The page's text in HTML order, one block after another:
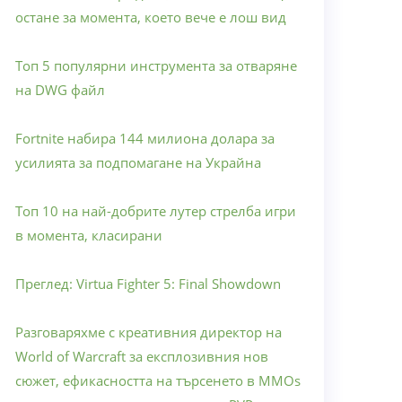
остане за момента, което вече е лош вид
Топ 5 популярни инструмента за отваряне
на DWG файл
Fortnite набира 144 милиона долара за
усилията за подпомагане на Украйна
Топ 10 на най-добрите лутер стрелба игри
в момента, класирани
Преглед: Virtua Fighter 5: Final Showdown
Разговаряхме с креативния директор на
World of Warcraft за експлозивния нов
сюжет, ефикасността на търсенето в MMOs